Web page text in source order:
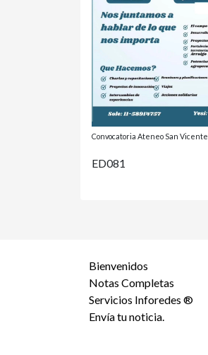
Convocatoria Ateneo San Vicente.
ED081
Bienvenidos
Notas Completas
Servicios Inforedes ®
Envía tu noticia.